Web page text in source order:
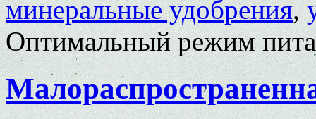
минеральные удобрения,
Оптимальный режим